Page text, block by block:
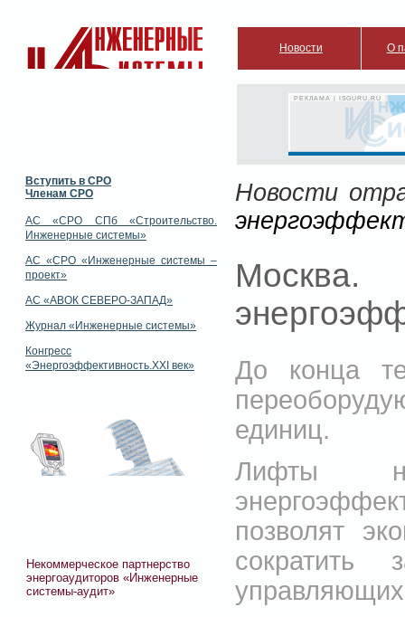
Новости О
РЕКЛАМА | ISGURU.RU
Вступить в СРО
Членам СРО
АС «СРО СПб «Строительство.
Инженерные системы»
АС «СРО «Инженерные системы –
проект»
АС «АВОК СЕВЕРО-ЗАПАД»
Журнал «Инженерные системы»
Конгресс
«Энергоэффективность.XXI век»
Некоммерческое партнерство
энергоаудиторов «Инженерные
системы-аудит»
Новости
До конца
единиц.
Лифты
позволят